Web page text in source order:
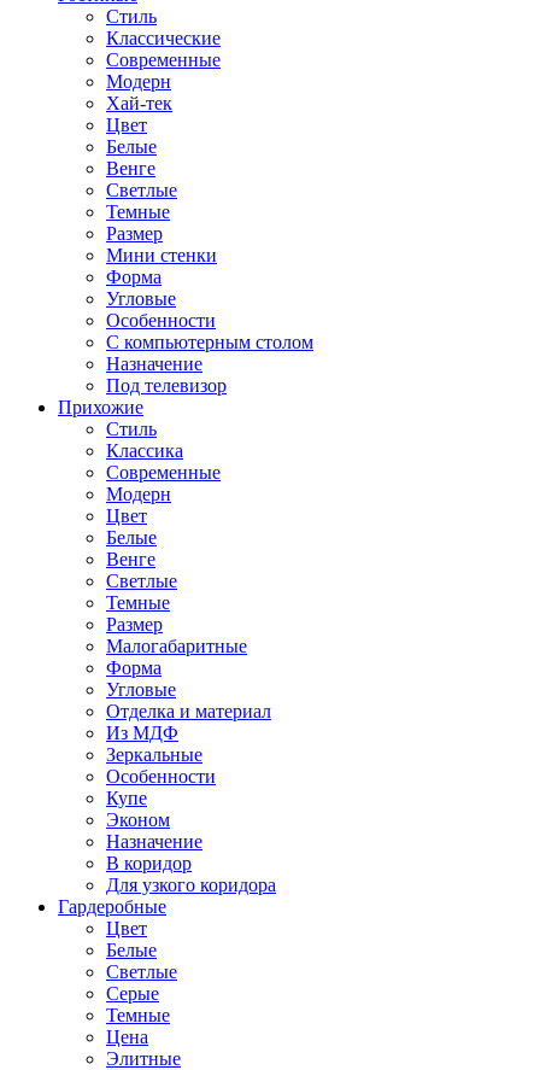
Стиль
Классические
Современные
Модерн
Хай-тек
Цвет
Белые
Венге
Светлые
Темные
Размер
Мини стенки
Форма
Угловые
Особенности
С компьютерным столом
Назначение
Под телевизор
Прихожие
Стиль
Классика
Современные
Модерн
Цвет
Белые
Венге
Светлые
Темные
Размер
Малогабаритные
Форма
Угловые
Отделка и материал
Из МДФ
Зеркальные
Особенности
Купе
Эконом
Назначение
В коридор
Для узкого коридора
Гардеробные
Цвет
Белые
Светлые
Серые
Темные
Цена
Элитные